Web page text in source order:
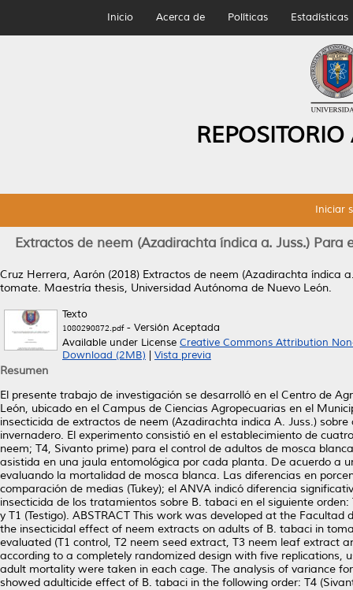
Inicio Acerca de Políticas Estadísticas
Iniciar
Extractos de neem (Azadirachta índica a. Juss.)
Cruz Herrera, Aarón (2018) Extractos de neem (Azadirachta índica
tomate. Maestría thesis, Universidad Autónoma de Nuevo León.
Texto
1080290872.pdf- Versión Aceptada
Available under License Creative Commons Attribution
Download (2MB)
Vista previa
Resumen
El presente trabajo de investigación se desarrolló en el Centro de
León, ubicado en el Campus de Ciencias Agropecuarias en el
insecticida de extractos de neem (Azadirachta indica A. Juss.)
invernadero. El experimento consistió en el establecimiento de
neem; T4, Sivanto prime) para el control de adultos de mosca
asistida en una jaula entomológica por cada planta. De acuerdo a
evaluando la mortalidad de mosca blanca. Las diferencias en
comparación de medias (Tukey); el ANVA indicó diferencia
insecticida de los tratamientos sobre B. tabaci en el siguiente
y T1 (Testigo). ABSTRACT This work was developed at the
the insecticidal effect of neem extracts on adults of B. tabaci in
evaluated (T1 control, T2 neem seed extract, T3 neem leaf extract
according to a completely randomized design with five
adult mortality were taken in each cage. The analysis of variance
showed adulticide effect of B. tabaci in the following order: T4